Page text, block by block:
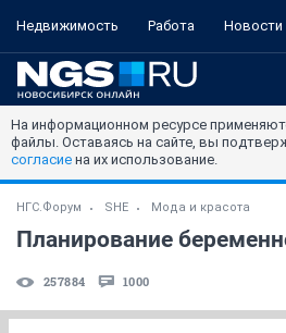
Недвижимость Работа Новости
На информационном ресурсе
файлы. Оставаясь на сайте, вы
согласие на их использование.
НГС.Форум SHE Мода и красота
Планирование
257884 1000